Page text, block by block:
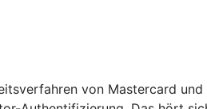
von Mastercard und